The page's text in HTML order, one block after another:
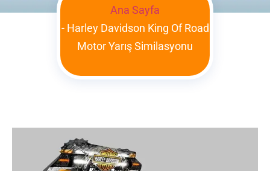
Ana Sayfa
- Harley Davidson King Of Road
Motor Yarış Similasyonu